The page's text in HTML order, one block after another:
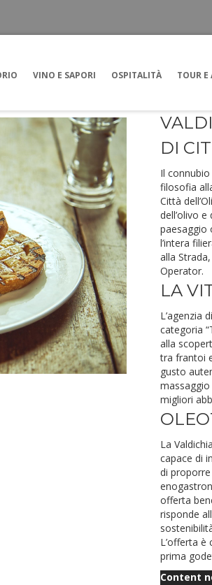
VINO E SAPORI OSPITALITÀ TOUR
DI
Il
filosofia
Città
dell’olivo
paesaggio
l’intera
alla
Operator.
LA
L’agenzia
categoria
alla
tra frantoi
gusto
massaggio
migliori
La
capace di
di
offerta
risponde
L’offerta è
prima
Content